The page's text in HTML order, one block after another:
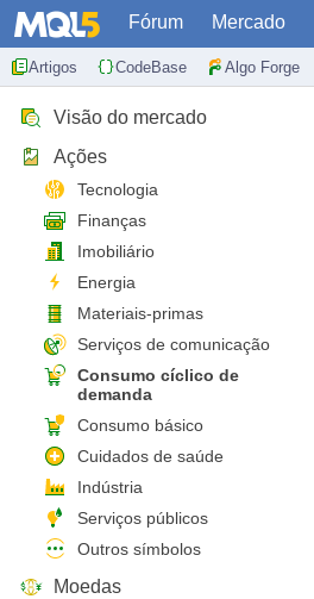
Fórum Mercado
Artigos CodeBase Algo Forge
Visão do mercado
Ações
Tecnologia
Finanças
Imobiliário
Energia
Materiais-primas
Serviços de comunicação
Consumo cíclico de
demanda
Consumo básico
Cuidados de saúde
Indústria
Serviços públicos
Outros símbolos
Moedas